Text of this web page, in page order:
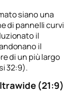
siano una
di pannelli curvi
il
il
di un più largo
32:9).
(21:9)